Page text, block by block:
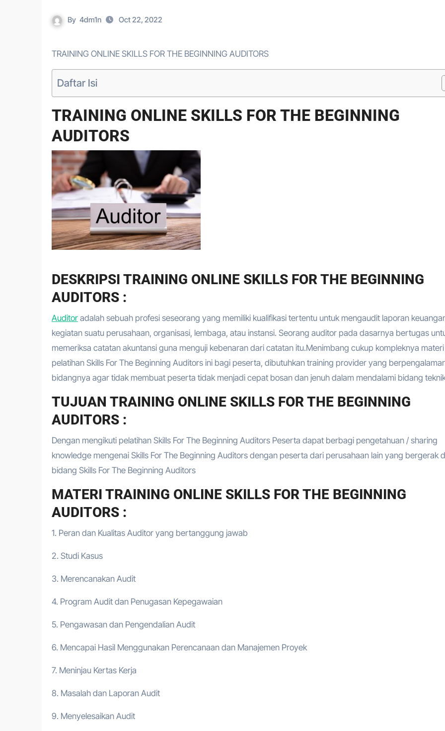
By 4dm1n Oct 22, 2022
TRAINING ONLINE SKILLS FOR THE BEGINNING AUDITORS
Daftar Isi
TRAINING ONLINE SKILLS FOR THE BEGINNING
AUDITORS
DESKRIPSI TRAINING ONLINE SKILLS FOR THE BEGINNING
AUDITORS :
Auditor adalah sebuah profesi seseorang yang memiliki kualifikasi tertentu untuk mengaudit laporan
kegiatan suatu perusahaan, organisasi, lembaga, atau instansi. Seorang auditor pada dasarnya bertugas
memeriksa catatan akuntansi guna menguji kebenaran dari catatan itu.Menimbang cukup kompleknya materi
pelatihan Skills For The Beginning Auditors ini bagi peserta, dibutuhkan training provider yang
bidangnya agar tidak membuat peserta tidak menjadi cepat bosan dan jenuh dalam mendalami bidang
TUJUAN TRAINING ONLINE SKILLS FOR THE BEGINNING
AUDITORS :
Dengan mengikuti pelatihan Skills For The Beginning Auditors Peserta dapat berbagi pengetahuan / sharing
knowledge mengenai Skills For The Beginning Auditors dengan peserta dari perusahaan lain yang bergerak
bidang Skills For The Beginning Auditors
MATERI TRAINING ONLINE SKILLS FOR THE BEGINNING
AUDITORS :
1. Peran dan Kualitas Auditor yang bertanggung jawab
2. Studi Kasus
3. Merencanakan Audit
4. Program Audit dan Penugasan Kepegawaian
5. Pengawasan dan Pengendalian Audit
6. Mencapai Hasil Menggunakan Perencanaan dan Manajemen Proyek
7. Meninjau Kertas Kerja
8. Masalah dan Laporan Audit
9. Menyelesaikan Audit